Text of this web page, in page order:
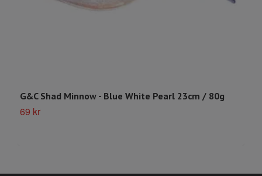
G&C Shad Minnow - Blue White Pearl 23cm / 80g
69 kr